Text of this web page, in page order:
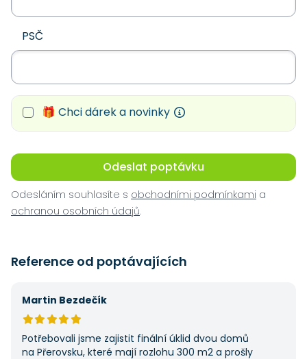
PSČ
🎁 Chci dárek a novinky
Odeslat poptávku
Odesláním souhlasíte s obchodními podmínkami a
ochranou osobních údajů.
Reference od poptávajících
Martin Bezdečík
Potřebovali jsme zajistit finální úklid dvou domů
na Přerovsku, které mají rozlohu 300 m2 a prošly